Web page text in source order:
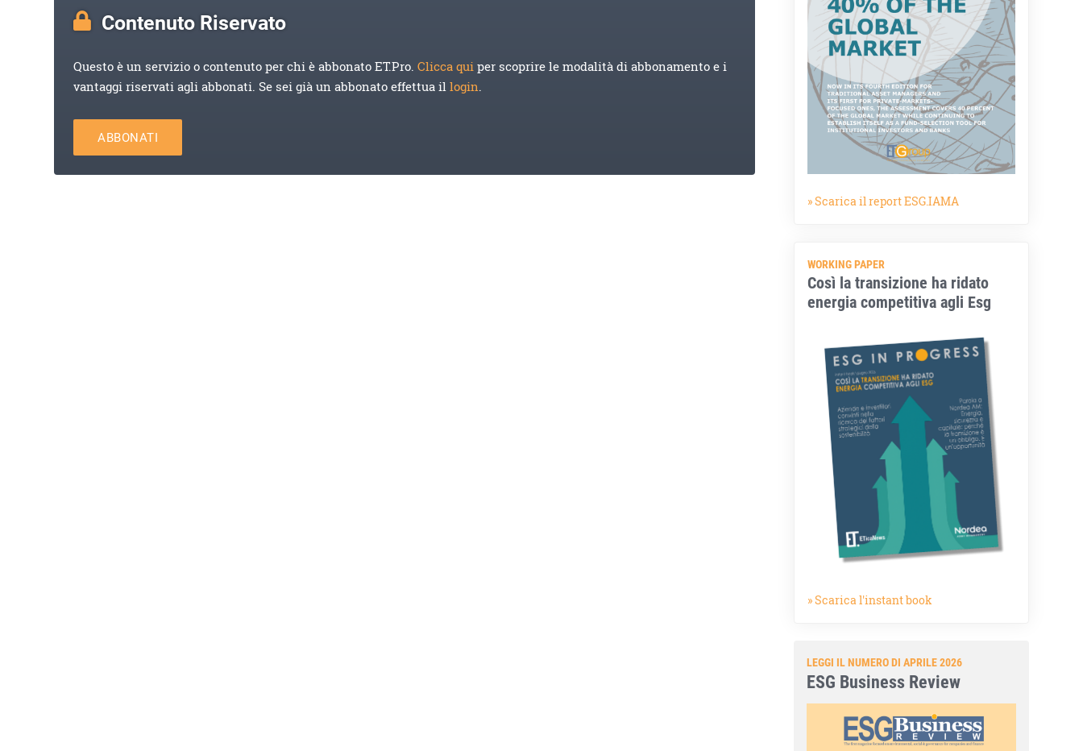
Contenuto Riservato
Questo è un servizio o contenuto per chi è abbonato ET.Pro.Clicca quiper scoprire le modalità di abbonamento e i
vantaggi riservati agli abbonati. Se sei già un abbonato effettua illogin.
ABBONATI
» Scarica il report ESG.IAMA
WORKING PAPER
Così la transizione ha ridato
energia competitiva agli Esg
» Scarica l'instant book
LEGGI IL NUMERO DI APRILE 2026
ESG Business Review